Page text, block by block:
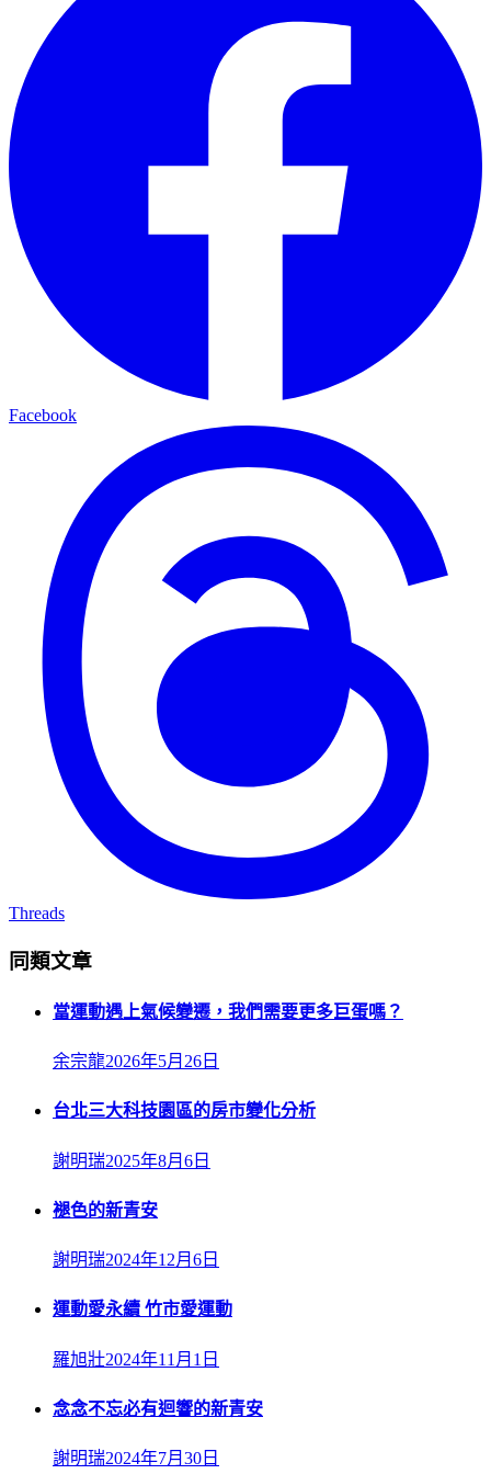
Facebook
Threads
同類文章
當運動遇上氣候變遷，我們需要更多巨蛋嗎？
余宗龍2026年5月26日
台北三大科技園區的房市變化分析
謝明瑞2025年8月6日
褪色的新青安
謝明瑞2024年12月6日
運動愛永續 竹市愛運動
羅旭壯2024年11月1日
念念不忘必有迴響的新青安
謝明瑞2024年7月30日